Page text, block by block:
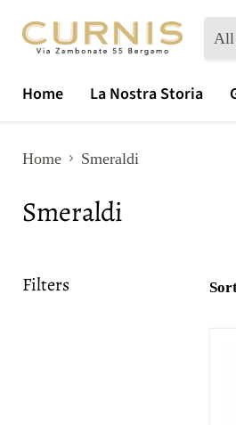
All
Home La Nostra Storia
Home Smeraldi
Smeraldi
Filters